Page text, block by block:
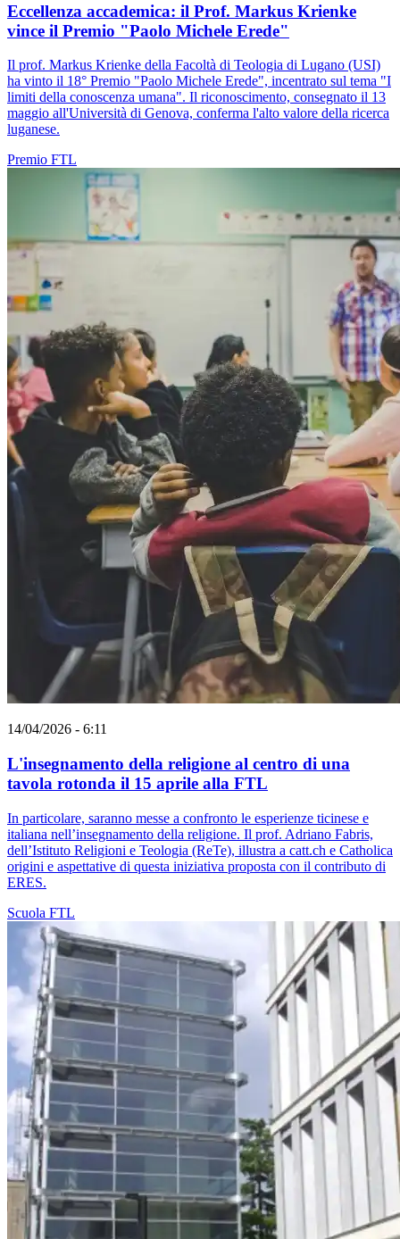
Eccellenza accademica: il Prof. Markus Krienke
vince il Premio "Paolo Michele Erede"
Il prof. Markus Krienke della Facoltà di Teologia di Lugano (USI)
ha vinto il 18° Premio "Paolo Michele Erede", incentrato sul tema "I
limiti della conoscenza umana". Il riconoscimento, consegnato il 13
maggio all'Università di Genova, conferma l'alto valore della ricerca
luganese.
Premio FTL
14/04/2026 - 6:11
L'insegnamento della religione al centro di una
tavola rotonda il 15 aprile alla FTL
In particolare, saranno messe a confronto le esperienze ticinese e
italiana nell’insegnamento della religione. Il prof. Adriano Fabris,
dell’Istituto Religioni e Teologia (ReTe), illustra a catt.ch e Catholica
origini e aspettative di questa iniziativa proposta con il contributo di
ERES.
Scuola FTL